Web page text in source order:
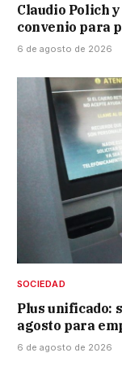
Claudio Polich
convenio para
6 de agosto de 2026
SOCIEDAD
Plus unificado:
agosto para
6 de agosto de 2026